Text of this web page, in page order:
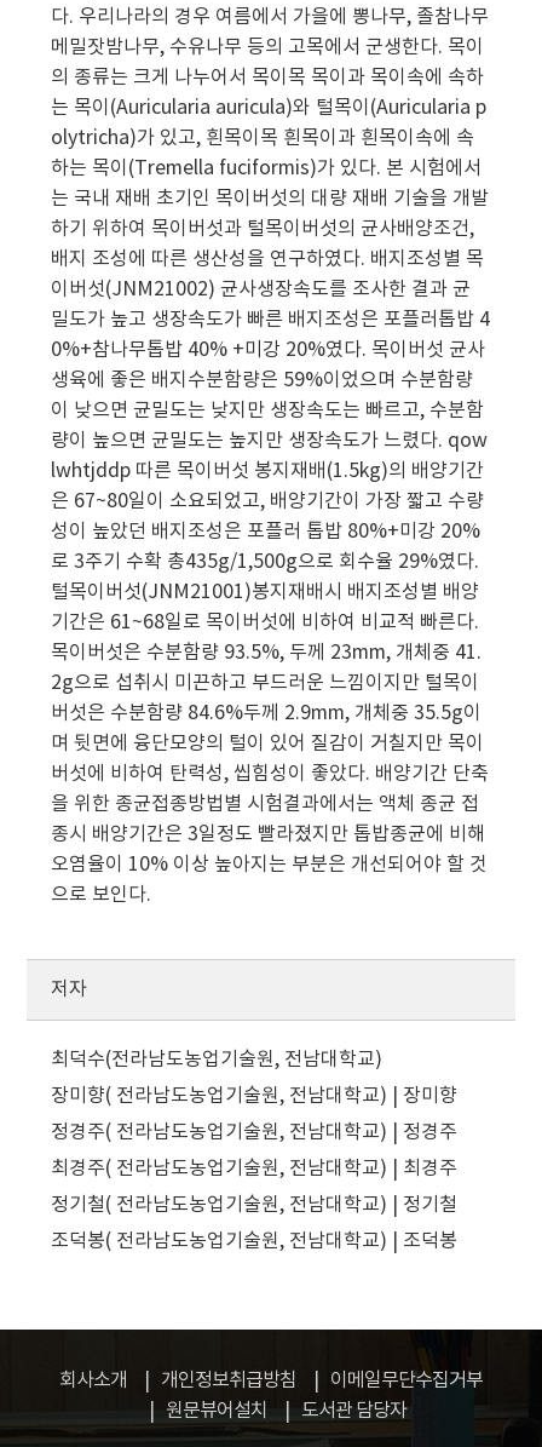
다. 우리나라의 경우 여름에서 가을에 뽕나무, 졸참나무
메밀잣밤나무, 수유나무 등의 고목에서 군생한다. 목이
의 종류는 크게 나누어서 목이목 목이과 목이속에 속하
는 목이(Auricularia auricula)와 털목이(Auricularia p
olytricha)가 있고, 흰목이목 흰목이과 흰목이속에 속
하는 목이(Tremella fuciformis)가 있다. 본 시험에서
는 국내 재배 초기인 목이버섯의 대량 재배 기술을 개발
하기 위하여 목이버섯과 털목이버섯의 균사배양조건,
배지 조성에 따른 생산성을 연구하였다. 배지조성별 목
이버섯(JNM21002) 균사생장속도를 조사한 결과 균
밀도가 높고 생장속도가 빠른 배지조성은 포플러톱밥 4
0%+참나무톱밥 40% +미강 20%였다. 목이버섯 균사
생육에 좋은 배지수분함량은 59%이었으며 수분함량
이 낮으면 균밀도는 낮지만 생장속도는 빠르고, 수분함
량이 높으면 균밀도는 높지만 생장속도가 느렸다. qow
lwhtjddp 따른 목이버섯 봉지재배(1.5kg)의 배양기간
은 67~80일이 소요되었고, 배양기간이 가장 짧고 수량
성이 높았던 배지조성은 포플러 톱밥 80%+미강 20%
로 3주기 수확 총435g/1,500g으로 회수율 29%였다.
털목이버섯(JNM21001)봉지재배시 배지조성별 배양
기간은 61~68일로 목이버섯에 비하여 비교적 빠른다.
목이버섯은 수분함량 93.5%, 두께 23mm, 개체중 41.
2g으로 섭취시 미끈하고 부드러운 느낌이지만 털목이
버섯은 수분함량 84.6%두께 2.9mm, 개체중 35.5g이
며 뒷면에 융단모양의 털이 있어 질감이 거칠지만 목이
버섯에 비하여 탄력성, 씹힘성이 좋았다. 배양기간 단축
을 위한 종균접종방법별 시험결과에서는 액체 종균 접
종시 배양기간은 3일정도 빨라졌지만 톱밥종균에 비해
오염율이 10% 이상 높아지는 부분은 개선되어야 할 것
으로 보인다.
저자
최덕수(전라남도농업기술원, 전남대학교)
장미향( 전라남도농업기술원, 전남대학교) | 장미향
정경주( 전라남도농업기술원, 전남대학교) | 정경주
최경주( 전라남도농업기술원, 전남대학교) | 최경주
정기철( 전라남도농업기술원, 전남대학교) | 정기철
조덕봉( 전라남도농업기술원, 전남대학교) | 조덕봉
회사소개 개인정보취급방침
이메일무단수집거부
원문뷰어설치
도서관 담당자